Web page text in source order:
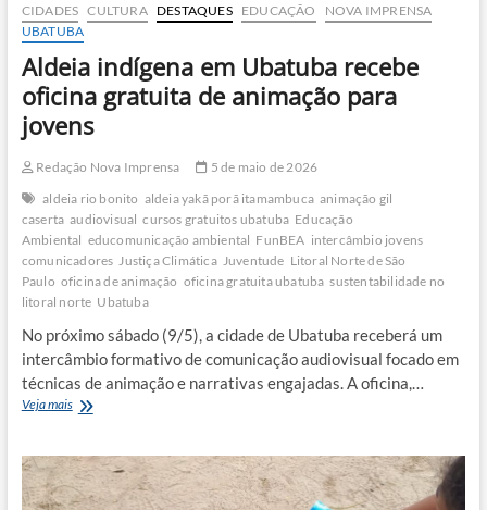
CIDADES CULTURA DESTAQUES EDUCAÇÃO
NOVA IMPRENSA
UBATUBA
Aldeia indígena em Ubatuba recebe
oficina gratuita de animação para
jovens
Redação Nova Imprensa
5 de maio de 2026
aldeia rio bonito aldeia yakã porã itamambuca animação gil
caserta audiovisual cursos gratuitos ubatuba Educação
Ambiental educomunicação ambiental FunBEA intercâmbio jovens
comunicadores Justiça Climática Juventude Litoral Norte de São
Paulo oficina de animação oficina gratuita ubatuba sustentabilidade no
litoral norte Ubatuba
No próximo sábado (9/5), a cidade de Ubatuba receberá um
intercâmbio formativo de comunicação audiovisual focado em
técnicas de animação e narrativas engajadas. A oficina,…
Veja maisAldeia
Ubatuba
recebe
oficina